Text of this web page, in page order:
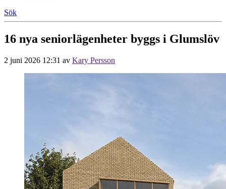
Sök
16 nya seniorlägenheter byggs i Glumslöv
2 juni 2026 12:31 av Kary Persson